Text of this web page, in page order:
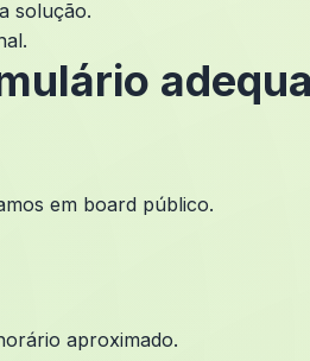
solução.
em board público.
aproximado.